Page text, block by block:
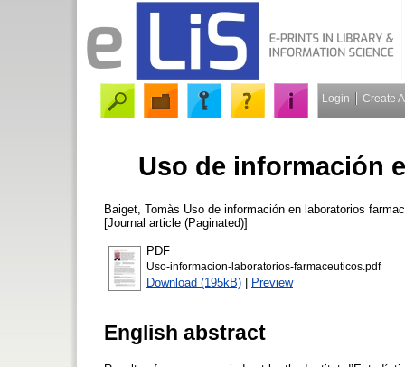
Login Create
Uso de información
Baiget, Tomàs Uso de información en laboratorios
[Journal article (Paginated)]
PDF
Uso-informacion-laboratorios-farmaceuticos.pdf
Download (195kB) | Preview
English abstract